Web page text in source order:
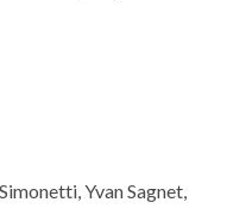
Yvan Sagnet,